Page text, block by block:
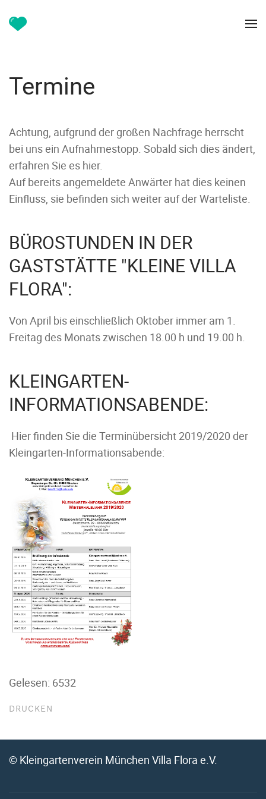
Termine
Achtung, aufgrund der großen Nachfrage herrscht
bei uns ein Aufnahmestopp. Sobald sich dies ändert,
erfahren Sie es hier.
Auf bereits angemeldete Anwärter hat dies keinen
Einfluss, sie befinden sich weiter auf der Warteliste.
BÜROSTUNDEN IN DER
GASTSTÄTTE "KLEINE VILLA
FLORA":
Von April bis einschließlich Oktober immer am 1.
Freitag des Monats zwischen 18.00 h und 19.00 h.
KLEINGARTEN-
INFORMATIONSABENDE:
Hier finden Sie die Terminübersicht 2019/2020 der
Kleingarten-Informationsabende:
Gelesen: 6532
DRUCKEN
© Kleingartenverein München Villa Flora e.V.